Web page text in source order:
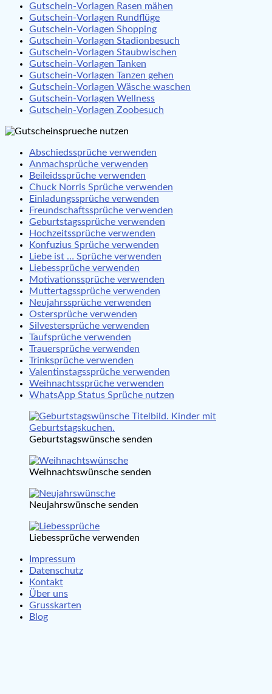
Gutschein-Vorlagen Rasen mähen
Gutschein-Vorlagen Rundflüge
Gutschein-Vorlagen Shopping
Gutschein-Vorlagen Stadionbesuch
Gutschein-Vorlagen Staubwischen
Gutschein-Vorlagen Tanken
Gutschein-Vorlagen Tanzen gehen
Gutschein-Vorlagen Wäsche waschen
Gutschein-Vorlagen Wellness
Gutschein-Vorlagen Zoobesuch
Abschiedssprüche verwenden
Anmachsprüche verwenden
Beileidssprüche verwenden
Chuck Norris Sprüche verwenden
Einladungssprüche verwenden
Freundschaftssprüche verwenden
Geburtstagssprüche verwenden
Hochzeitssprüche verwenden
Konfuzius Sprüche verwenden
Liebe ist … Sprüche verwenden
Liebessprüche verwenden
Motivationssprüche verwenden
Muttertagssprüche verwenden
Neujahrssprüche verwenden
Ostersprüche verwenden
Silvestersprüche verwenden
Taufsprüche verwenden
Trauersprüche verwenden
Trinksprüche verwenden
Valentinstagssprüche verwenden
Weihnachtssprüche verwenden
WhatsApp Status Sprüche nutzen
Geburtstagswünsche senden
Weihnachtswünsche senden
Neujahrswünsche senden
Liebessprüche verwenden
Impressum
Datenschutz
Kontakt
Über uns
Grusskarten
Blog